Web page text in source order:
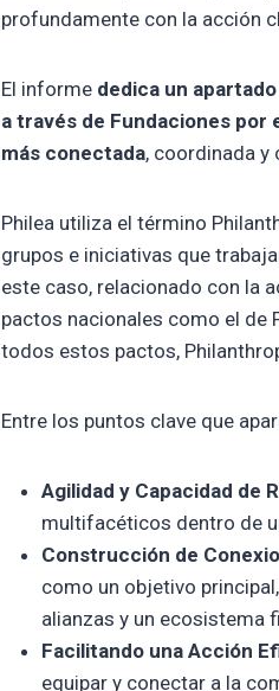
profundamente con la acción
El informe dedica un
a través de Fundaciones
más conectada, coordinada y
Philea utiliza el término
grupos e iniciativas que
este caso, relacionado con la
pactos nacionales como el de
todos estos pactos,
Entre los puntos clave que
Agilidad y Capacidad de
multifacéticos dentro de
Construcción de
como un objetivo
alianzas y un ecosistema
Facilitando una Acción
equipar y conectar a la